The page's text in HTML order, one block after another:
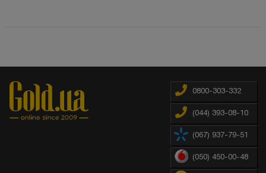
0800-303-332
(044) 393-08-10
(067) 937-79-51
(050) 450-00-48